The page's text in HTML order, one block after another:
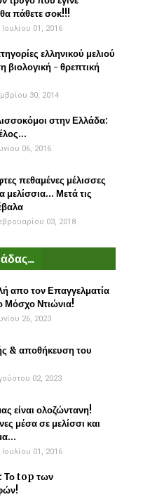
πάθετε σοκ!!!
01, 2016
ελληνικού μελιού
βιολογική - θρεπτική
30, 2014
στην Ελλάδα:
06, 2016
πεθαμένες μέλισσες
μελίσσια... Μετά τις
03, 2018
απο τον Επαγγελματία
Μόσχο Ντιώνια!
26, 2023
& αποθήκευση του
02, 2023
είναι ολοζώντανη!
μέσα σε μελίσσι και
01, 2016
top των